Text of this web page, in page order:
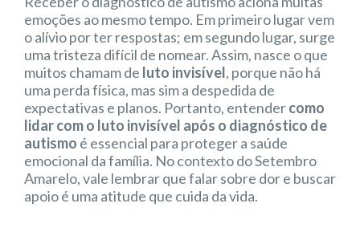
emoções ao mesmo tempo. Em primeiro lugar vem
o alívio por ter respostas; em segundo lugar, surge
uma tristeza difícil de nomear. Assim, nasce o que
muitos chamam de luto invisível, porque não há
uma perda física, mas sim a despedida de
expectativas e planos. Portanto, entendercomo
lidar com o luto invisível após o diagnóstico de
autismo é essencial para proteger a saúde
emocional da família. No contexto do Setembro
Amarelo, vale lembrar que falar sobre dor e buscar
apoio é uma atitude que cuida da vida.